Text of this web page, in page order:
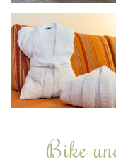
Bike